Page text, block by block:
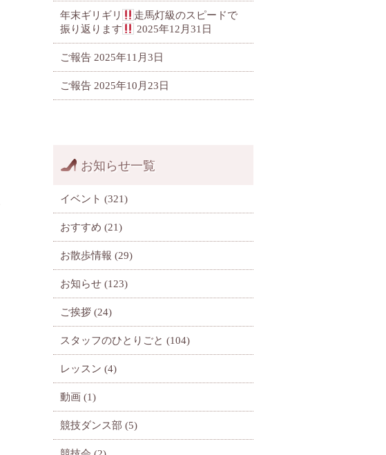
年末ギリギリ
走馬灯級のスピードで
振り返ります
2025年12月31日
ご報告 2025年11月3日
ご報告 2025年10月23日
お知らせ一覧
イベント (321)
おすすめ (21)
お散歩情報 (29)
お知らせ (123)
ご挨拶 (24)
スタッフのひとりごと (104)
レッスン (4)
動画 (1)
競技ダンス部 (5)